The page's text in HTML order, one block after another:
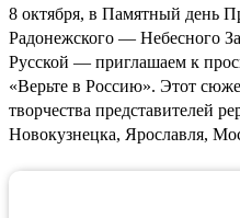
8 октября, в Памятный день
Радонежского — Небесного
Русской — приглашаем к
«Верьте в Россию». Этот
творчества представителей
Новокузнецка, Ярославля,